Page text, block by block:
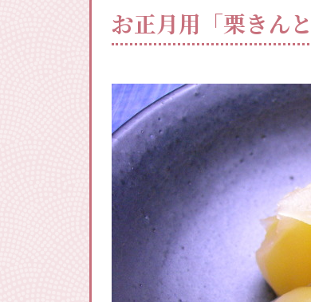
お正月用「栗きん